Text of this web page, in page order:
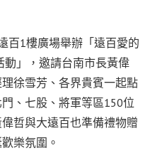
百1樓廣場舉辦「遠百愛的
動」，邀請台南市長黃偉
徐雪芳、各界貴賓一起點
、七股、將軍等區150位
哲與大遠百也準備禮物贈
樂氛圍。